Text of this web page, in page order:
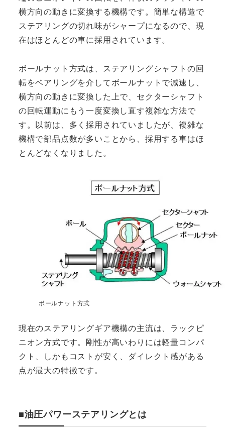
横方向の動きに変換する機構です。簡単な構造で
ステアリングの切れ味がシャープになるので、現
在はほとんどの車に採用されています。
ボールナット方式は、ステアリングシャフトの回
転をベアリングを介してボールナットで減速し、
横方向の動きに変換した上で、セクターシャフト
の回転運動にもう一度変換し直す複雑な方法で
す。以前は、多く採用されていましたが、複雑な
機構で部品点数が多いことから、採用する車はほ
とんどなくなりました。
ボールナット方式
現在のステアリングギア機構の主流は、ラックピ
ニオン方式です。剛性が高いわりには軽量コンパ
クト、しかもコストが安く、ダイレクト感がある
点が最大の特徴です。
■油圧パワーステアリングとは